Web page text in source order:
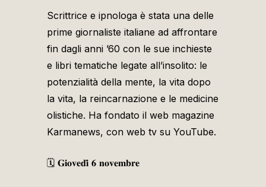
Scrittrice e ipnologa è stata una delle
prime giornaliste italiane ad affrontare
fin dagli anni ’60 con le sue inchieste
e libri tematiche legate all’insolito: le
potenzialità della mente, la vita dopo
la vita, la reincarnazione e le medicine
olistiche. Ha fondato il web magazine
Karmanews, con web tv su YouTube.
🗓️ 𝐆𝐢𝐨𝐯𝐞𝐝𝐢̀ 𝟔 𝐧𝐨𝐯𝐞𝐦𝐛𝐫𝐞